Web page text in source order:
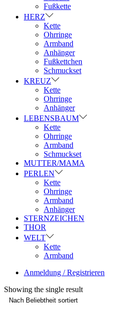
Fußkette
HERZ
Kette
Ohrringe
Armband
Anhänger
Fußkettchen
Schmuckset
KREUZ
Kette
Ohrringe
Anhänger
LEBENSBAUM
Kette
Ohrringe
Armband
Schmuckset
MUTTER/MAMA
PERLEN
Kette
Ohrringe
Armband
Anhänger
STERNZEICHEN
THOR
WELT
Kette
Armband
Anmeldung / Registrieren
Showing the single result